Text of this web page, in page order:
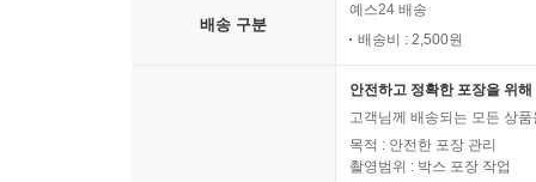
배송 구분
예스24 배송
배송비 : 2,500원
안전하고 정확한 포장을 위
고객님께 배송되는 모든 상
목적 : 안전한 포장 관리
촬영범위 : 박스 포장 작업